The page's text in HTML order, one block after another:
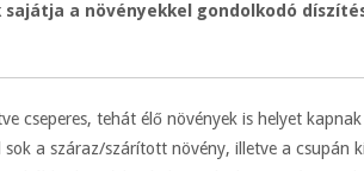
sajátja a növényekkel gondolkodó
cseperes, tehát élő növények is helyet
a száraz/szárított növény, illetve a